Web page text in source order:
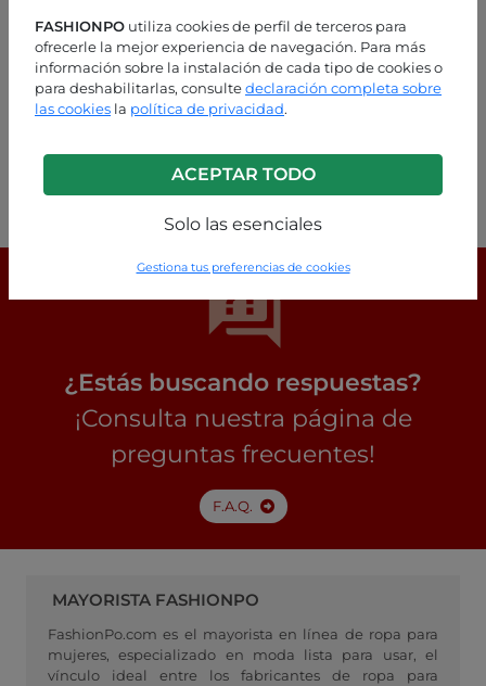
FASHIONPO utiliza cookies de perfil de terceros para
ofrecerle la mejor experiencia de navegación. Para más
información sobre la instalación de cada tipo de cookies o
para deshabilitarlas, consultedeclaración completa sobre
las cookies la política de privacidad.
ACEPTAR TODO
Solo las esenciales
Gestiona tus preferencias de cookies
Varios colores
¿Estás buscando respuestas?
¡Consulta nuestra página de
preguntas frecuentes!
F.A.Q.
MAYORISTA FASHIONPO
FashionPo.com es el mayorista en línea de ropa para
mujeres, especializado en moda lista para usar, el
vínculo ideal entre los fabricantes de ropa para